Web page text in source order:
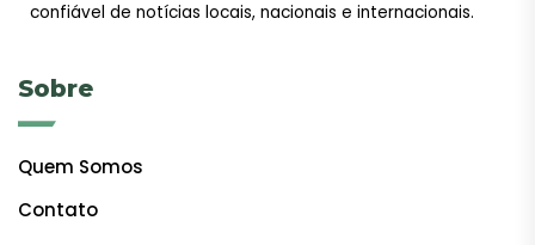
confiável de notícias locais, nacionais e internacionais.
Sobre
Quem Somos
Contato